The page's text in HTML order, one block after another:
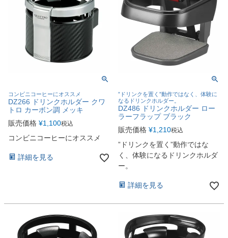
コンビニコーヒーにオススメ
DZ266 ドリンクホルダー クワ
トロ カーボン調 メッキ
販売価格 ¥1,100税込
コンビニコーヒーにオススメ
詳細を見る
”ドリンクを置く”動作ではなく、体験に
なるドリンクホルダー。
DZ486 ドリンクホルダー ロー
ラーフラップ ブラック
販売価格 ¥1,210税込
”ドリンクを置く”動作ではな
く、体験になるドリンクホルダ
ー。
詳細を見る